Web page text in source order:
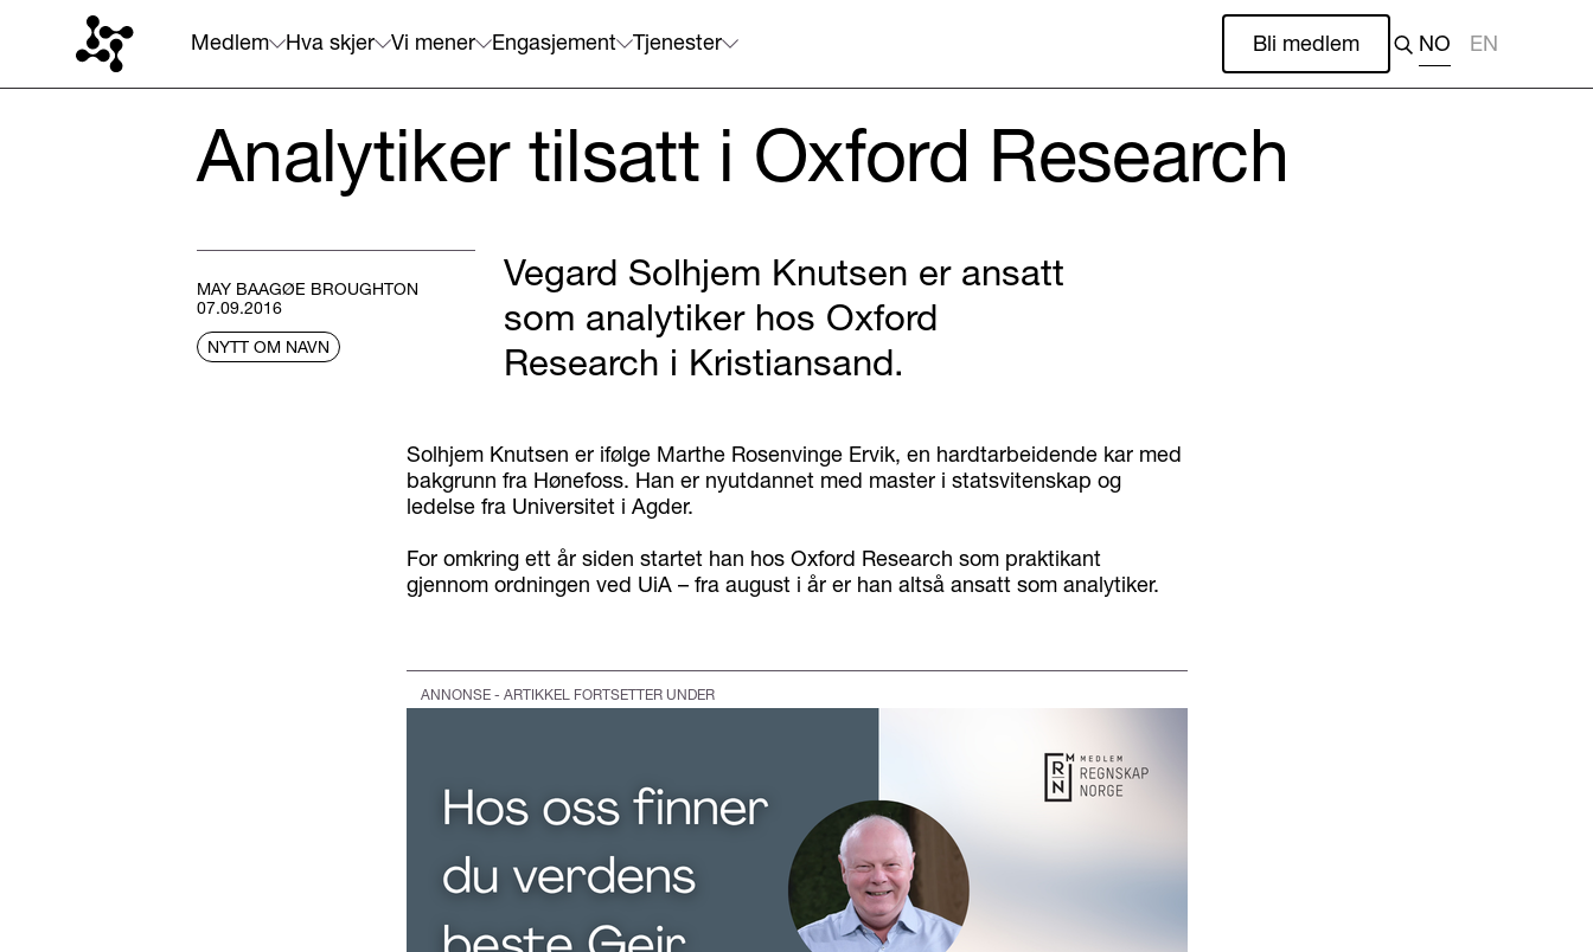
Medlem Hva skjer Vi mener Engasjement Tjenester Bli medlem NO EN
Analytiker tilsatt i Oxford Research
MAY BAAGØE BROUGHTON
07.09.2016
NYTT OM NAVN
Vegard Solhjem Knutsen er ansatt
som analytiker hos Oxford
Research i Kristiansand.
Solhjem Knutsen er ifølge Marthe Rosenvinge Ervik, en hardtarbeidende kar med
bakgrunn fra Hønefoss. Han er nyutdannet med master i statsvitenskap og
ledelse fra Universitet i Agder.
For omkring ett år siden startet han hos Oxford Research som praktikant
gjennom ordningen ved UiA – fra august i år er han altså ansatt som analytiker.
ANNONSE - ARTIKKEL FORTSETTER UNDER